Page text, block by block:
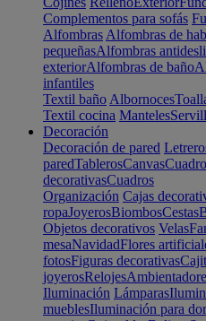
Complementos para sofás
Alfombras Alfombras de
pequeñasAlfombras
exteriorAlfombras de baño
infantiles
Textil baño Albornoces
Textil cocina Manteles
Decoración
Decoración de pared
paredTablerosCanvas
decorativasCuadros
Organización Cajas
ropaJoyerosBiombosCestas
Objetos decorativos Velas
mesaNavidadFlores
fotosFiguras decorativas
joyerosRelojes
Iluminación Lámparas
mueblesIluminación para